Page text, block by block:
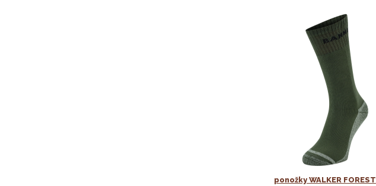
ponožky WALKER FOREST